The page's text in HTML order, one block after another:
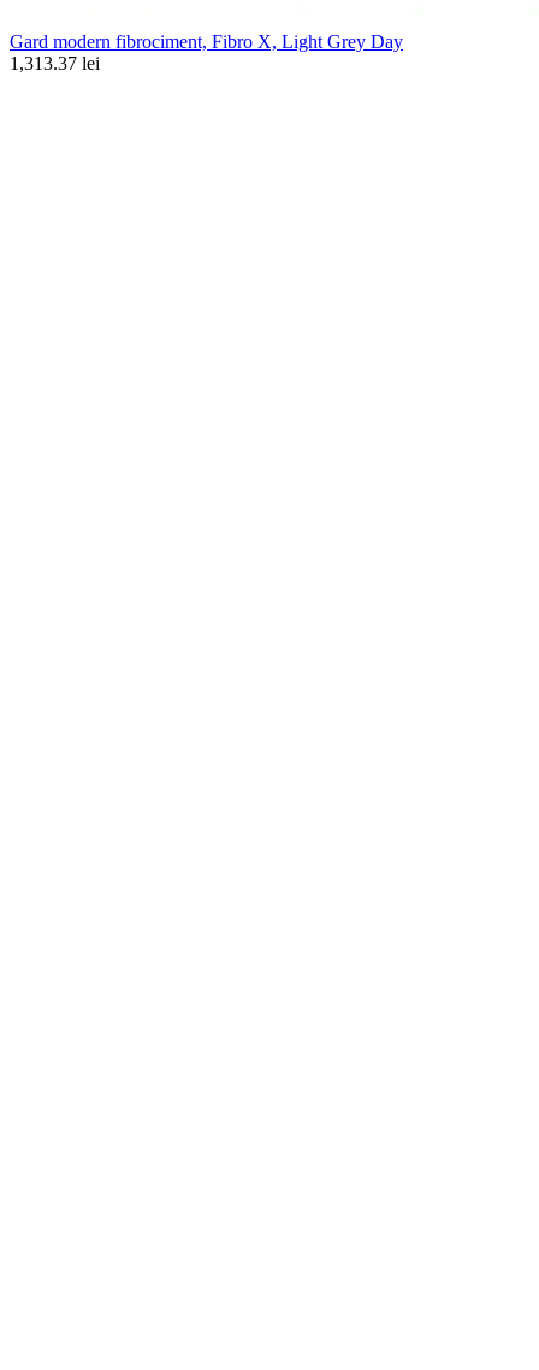
Gard modern fibrociment, Fibro X, Light Grey Day
1,313.37 lei